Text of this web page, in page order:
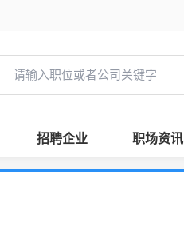
招聘企业 职场资讯